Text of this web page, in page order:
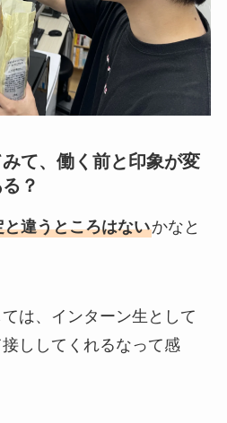
て、働く前と印象が変
？
違うところはないかなと
は、インターン生として
ししてくれるなって感